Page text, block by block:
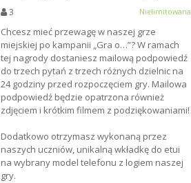
3 Nielimitowana
Chcesz mieć przewagę w naszej grze
miejskiej po kampanii „Gra o…”? W ramach
tej nagrody dostaniesz mailową podpowiedź
do trzech pytań z trzech różnych dzielnic na
24 godziny przed rozpoczęciem gry. Mailowa
podpowiedź będzie opatrzona również
zdjęciem i krótkim filmem z podziękowaniami!
Dodatkowo otrzymasz wykonaną przez
naszych uczniów, unikalną wkładkę do etui
na wybrany model telefonu z logiem naszej
gry.